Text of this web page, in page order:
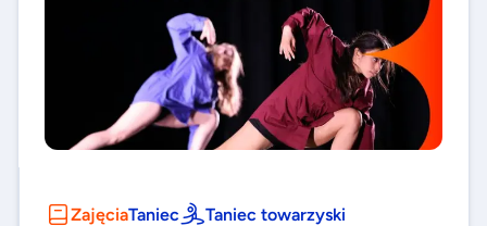
ZajęciaTaniec Taniec towarzyski